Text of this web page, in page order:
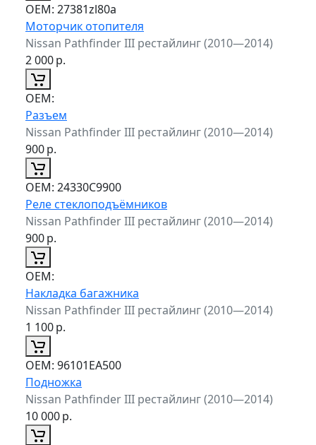
ОЕМ: 27381zl80a
Моторчик отопителя
Nissan Pathfinder III рестайлинг (2010—2014)
2 000р.
ОЕМ:
Разъем
Nissan Pathfinder III рестайлинг (2010—2014)
900р.
ОЕМ: 24330C9900
Реле стеклоподъёмников
Nissan Pathfinder III рестайлинг (2010—2014)
900р.
ОЕМ:
Накладка багажника
Nissan Pathfinder III рестайлинг (2010—2014)
1 100р.
ОЕМ: 96101EA500
Подножка
Nissan Pathfinder III рестайлинг (2010—2014)
10 000р.